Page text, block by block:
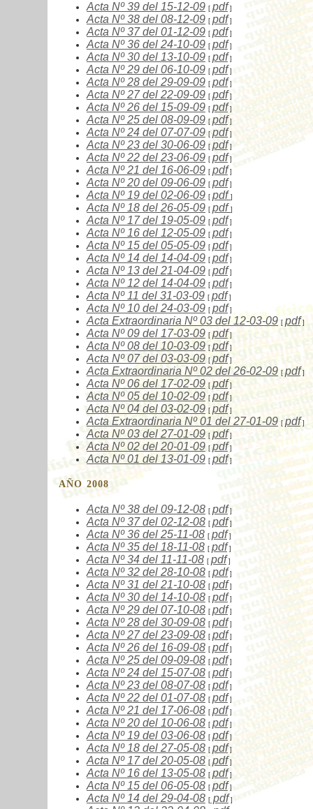
Acta Nº39 del 15-12-09 [ pdf ]
Acta Nº38 del 08-12-09 [ pdf ]
Acta Nº37del 01-12-09 [ pdf ]
Acta Nº36 del 24-10-09 [ pdf ]
Acta Nº30 del 13-10-09 [ pdf ]
Acta Nº29 del 06-10-09 [ pdf ]
Acta Nº28 del 29-09-09 [ pdf ]
Acta Nº27del 22-09-09 [ pdf ]
Acta Nº26 del 15-09-09 [ pdf ]
Acta Nº25 del 08-09-09 [ pdf ]
Acta Nº24 del 07-07-09 [pdf ]
Acta Nº23 del 30-06-09 [pdf ]
Acta Nº22 del 23-06-09 [ pdf ]
Acta Nº21 del 16-06-09 [ pdf ]
Acta Nº20 del 09-06-09 [ pdf ]
Acta Nº19 del 02-06-09 [ pdf]
Acta Nº18 del 26-05-09 [ pdf]
Acta Nº17del 19-05-09 [ pdf ]
Acta Nº16 del 12-05-09 [ pdf ]
Acta Nº15 del 05-05-09 [ pdf ]
Acta Nº14 del 14-04-09 [ pdf ]
Acta Nº13 del 21-04-09 [ pdf ]
Acta Nº12 del 14-04-09 [ pdf ]
Acta Nº11 del 31-03-09 [ pdf ]
Acta Nº10 del 24-03-09 [ pdf ]
Acta Extraordinaria Nº03del 12-03-09 [ pdf ]
Acta Nº09 del 17-03-09 [ pdf ]
Acta Nº08 del 10-03-09 [pdf ]
Acta Nº07del 03-03-09 [ pdf ]
Acta Extraordinaria Nº02 del 26-02-09 [ pdf]
Acta Nº06del 17-02-09 [ pdf ]
Acta Nº05 del 10-02-09 [ pdf ]
Acta Nº04 del 03-02-09 [ pdf]
Acta Extraordinaria Nº01 del 27-01-09 [ pdf ]
Acta Nº03 del 27-01-09 [ pdf ]
Acta Nº02del 20-01-09 [ pdf]
Acta Nº01 del 13-01-09 [ pdf ]
AÑO 2008
Acta Nº38 del 09-12-08 [ pdf ]
Acta Nº37del 02-12-08 [ pdf ]
Acta Nº36 del 25-11-08 [ pdf ]
Acta Nº35 del 18-11-08 [ pdf ]
Acta Nº34 del 11-11-08 [ pdf ]
Acta Nº32 del 28-10-08 [ pdf ]
Acta Nº31 del 21-10-08 [ pdf ]
Acta Nº30 del 14-10-08 [ pdf ]
Acta Nº29 del 07-10-08 [ pdf ]
Acta Nº28 del 30-09-08 [ pdf ]
Acta Nº27del 23-09-08 [ pdf ]
Acta Nº26 del 16-09-08 [ pdf ]
Acta Nº25 del 09-09-08 [ pdf ]
Acta Nº24 del 15-07-08 [ pdf ]
Acta Nº23 del 08-07-08 [ pdf ]
Acta Nº22 del 01-07-08 [ pdf ]
Acta Nº21 del 17-06-08 [ pdf ]
Acta Nº20 del 10-06-08 [ pdf ]
Acta Nº19 del 03-06-08 [ pdf ]
Acta Nº18 del 27-05-08 [ pdf ]
Acta Nº17del 20-05-08 [ pdf ]
Acta Nº16 del 13-05-08 [ pdf ]
Acta Nº15 del 06-05-08 [ pdf ]
Acta Nº14 del 29-04-08 [ pdf ]